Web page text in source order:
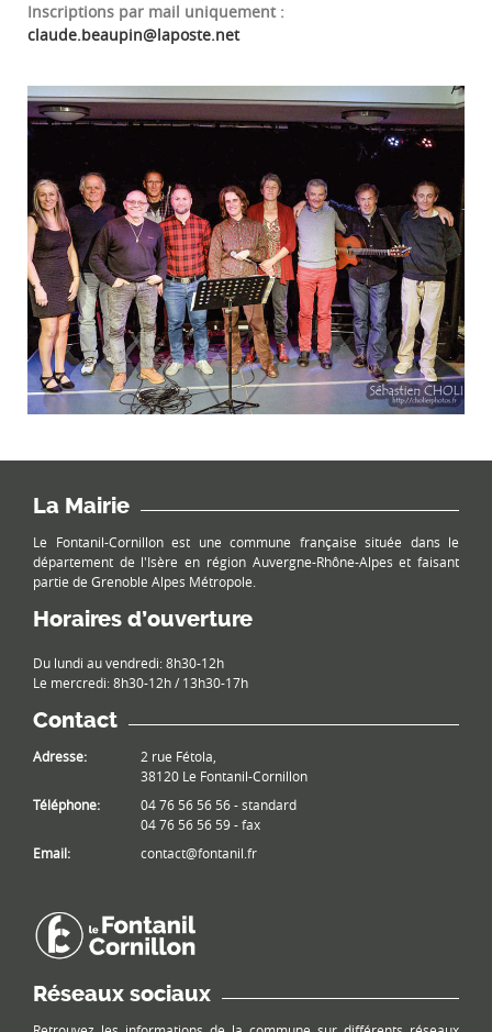
Inscriptions par mail uniquement :
claude.beaupin@laposte.net
La Mairie
Le Fontanil-Cornillon est une commune française située dans le
département de l'Isère en région Auvergne-Rhône-Alpes et faisant
partie de Grenoble Alpes Métropole.
Horaires d’ouverture
Du lundi au vendredi: 8h30-12h
Le mercredi: 8h30-12h / 13h30-17h
Contact
Adresse:
2 rue Fétola,
38120 Le Fontanil-Cornillon
Téléphone:
04 76 56 56 56 - standard
04 76 56 56 59 - fax
Email:
contact@fontanil.fr
Réseaux sociaux